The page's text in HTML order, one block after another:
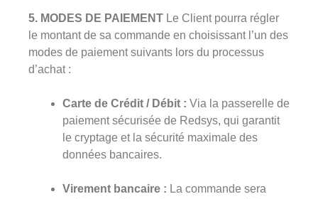
5. MODES DE PAIEMENT Le Client pourra régler
le montant de sa commande en choisissant l’un des
modes de paiement suivants lors du processus
d’achat :
Carte de Crédit / Débit : Via la passerelle de
paiement sécurisée de Redsys, qui garantit
le cryptage et la sécurité maximale des
données bancaires.
Virement bancaire : La commande sera